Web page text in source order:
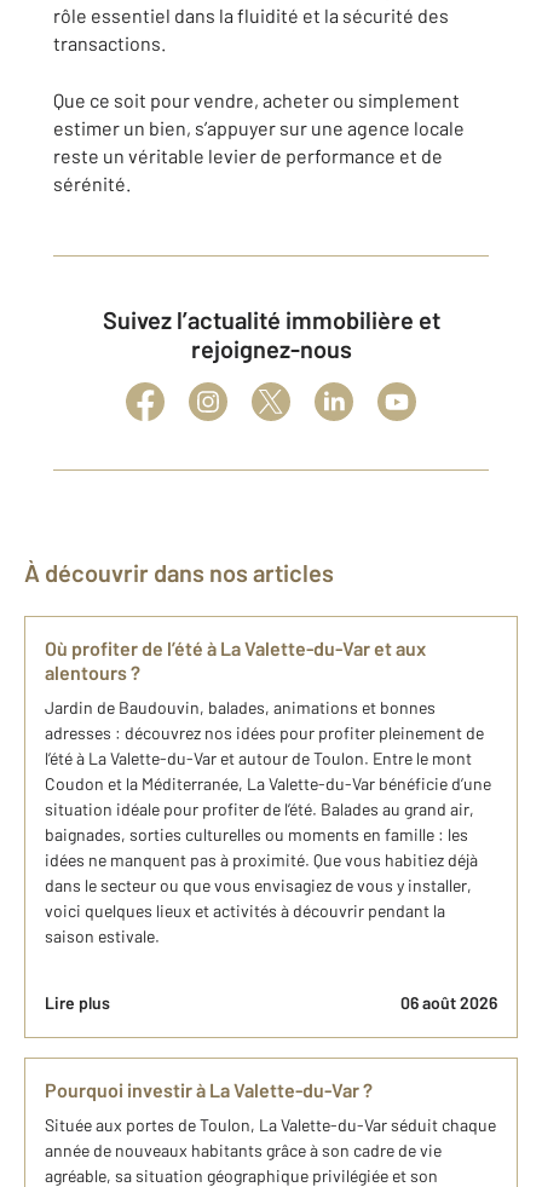
rôle essentiel dans la fluidité et la sécurité des
transactions.
Que ce soit pour vendre, acheter ou simplement
estimer un bien, s’appuyer sur une agence locale
reste un véritable levier de performance et de
sérénité.
Suivez l’actualité immobilière et
rejoignez-nous
À découvrir dans nos articles
Où profiter de l’été à La Valette-du-Var et aux
alentours ?
Jardin de Baudouvin, balades, animations et bonnes
adresses : découvrez nos idées pour profiter pleinement de
l’été à La Valette-du-Var et autour de Toulon. Entre le mont
Coudon et la Méditerranée, La Valette-du-Var bénéficie d’une
situation idéale pour profiter de l’été. Balades au grand air,
baignades, sorties culturelles ou moments en famille : les
idées ne manquent pas à proximité. Que vous habitiez déjà
dans le secteur ou que vous envisagiez de vous y installer,
voici quelques lieux et activités à découvrir pendant la
saison estivale.
Lire plus 06 août 2026
Pourquoi investir à La Valette-du-Var ?
Située aux portes de Toulon, La Valette-du-Var séduit chaque
année de nouveaux habitants grâce à son cadre de vie
agréable, sa situation géographique privilégiée et son